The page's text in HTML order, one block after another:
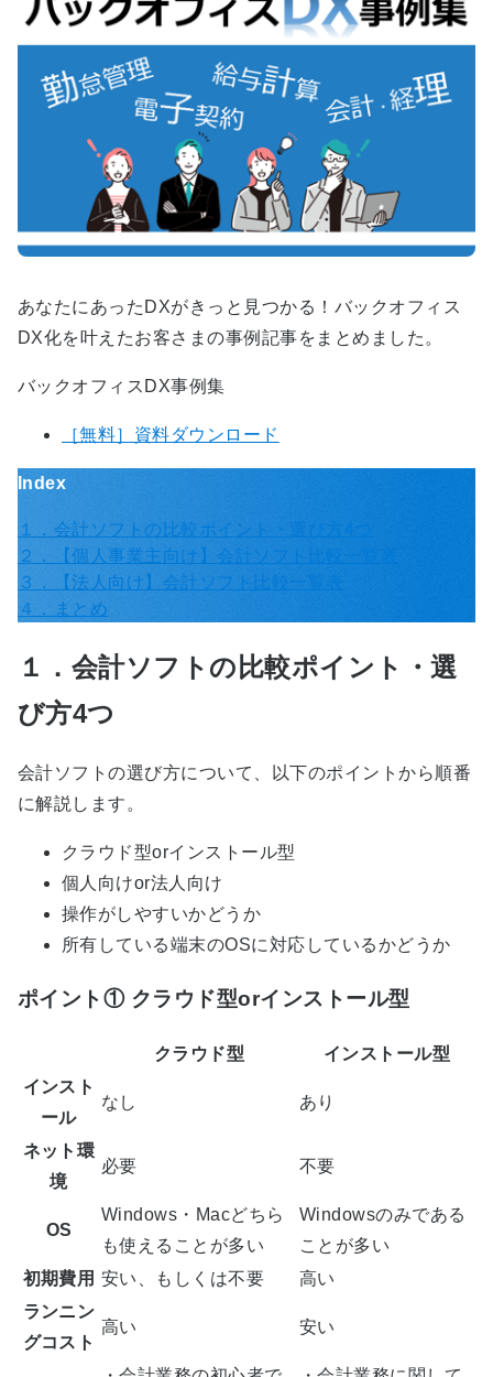
あなたにあったDXがきっと見つかる！バックオフィス
DX化を叶えたお客さまの事例記事をまとめました。
バックオフィスDX事例集
［無料］資料ダウンロード
Index
１．会計ソフトの比較ポイント・選び方4つ
２．【個人事業主向け】会計ソフト比較一覧表
３．【法人向け】会計ソフト比較一覧表
４．まとめ
１．会計ソフトの比較ポイント・選
び方4つ
会計ソフトの選び方について、以下のポイントから順番
に解説します。
クラウド型orインストール型
個人向けor法人向け
操作がしやすいかどうか
所有している端末のOSに対応しているかどうか
ポイント① クラウド型orインストール型
クラウド型
インストール型
インスト
ール
なし あり
ネット環
境
必要 不要
OS
Windows・Macどちら
も使えることが多い
Windowsのみである
ことが多い
初期費用 安い、もしくは不要
高い
ランニン
グコスト
高い 安い